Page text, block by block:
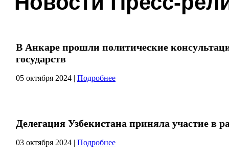
В Анкаре прошли политические
государств
05 октября 2024 | Подробнее
Делегация Узбекистана приняла участие в
03 октября 2024 | Подробнее